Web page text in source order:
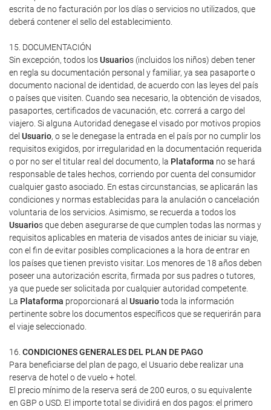
escrita de no facturación por los días o servicios no utilizados, que
deberá contener el sello del establecimiento.
15. DOCUMENTACIÓN
Sin excepción, todos losUsuarios (incluidos los niños) deben tener
en regla su documentación personal y familiar, ya sea pasaporte o
documento nacional de identidad, de acuerdo con las leyes del país
o países que visiten. Cuando sea necesario, la obtención de visados,
pasaportes, certificados de vacunación, etc. correrá a cargo del
viajero. Si alguna Autoridad denegase el visado por motivos propios
del Usuario, o se le denegase la entrada en el país por no cumplir los
requisitos exigidos, por irregularidad en la documentación requerida
o por no ser el titular real del documento, la Plataforma no se hará
responsable de tales hechos, corriendo por cuenta del consumidor
cualquier gasto asociado. En estas circunstancias, se aplicarán las
condiciones y normas establecidas para la anulación o cancelación
voluntaria de los servicios. Asimismo, se recuerda a todos los
Usuarios que deben asegurarse de que cumplen todas las normas y
requisitos aplicables en materia de visados antes de iniciar su viaje,
con el fin de evitar posibles complicaciones a la hora de entrar en
los países que tienen previsto visitar. Los menores de 18 años deben
poseer una autorización escrita, firmada por sus padres o tutores,
ya que puede ser solicitada por cualquier autoridad competente.
La Plataforma proporcionará al Usuariotoda la información
pertinente sobre los documentos específicos que se requerirán para
el viaje seleccionado.
16. CONDICIONES GENERALES DEL PLAN DE PAGO
Para beneficiarse del plan de pago, el Usuario debe realizar una
reserva de hotel o de vuelo + hotel.
El precio mínimo de la reserva será de 200 euros, o su equivalente
en GBP o USD. El importe total se dividirá en dos pagos: el primero